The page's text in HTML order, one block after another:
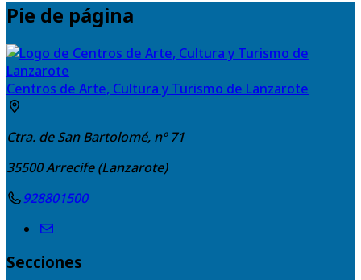
Pie de página
Centros de Arte, Cultura y Turismo de Lanzarote
Ctra. de San Bartolomé, nº 71
35500Arrecife (Lanzarote)
928801500
Secciones